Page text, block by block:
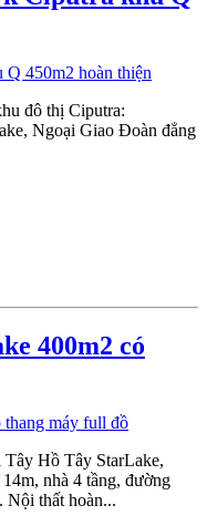
đô thị Ciputra:
Ngoại Giao Đoàn đẳng
400m2 có
Hồ Tây StarLake,
nhà 4 tầng, đường
Nội thất hoàn...